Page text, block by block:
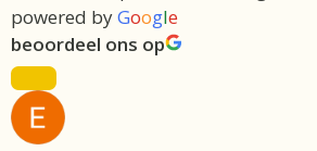
powered byGoogle
beoordeel ons op